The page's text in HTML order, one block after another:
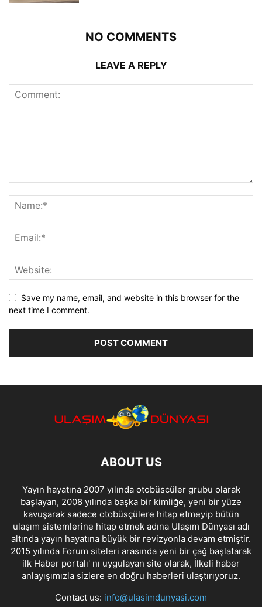
NO COMMENTS
LEAVE A REPLY
Save my name, email, and website in this browser for the
next time I comment.
ABOUT US
Yayın hayatına 2007 yılında otobüscüler grubu olarak
başlayan, 2008 yılında başka bir kimliğe, yeni bir yüze
kavuşarak sadece otobüsçülere hitap etmeyip bütün
ulaşım sistemlerine hitap etmek adına Ulaşım Dünyası adı
altında yayın hayatına büyük bir revizyonla devam etmiştir.
2015 yılında Forum siteleri arasında yeni bir çağ başlatarak
ilk Haber portalı' nı uygulayan site olarak, İlkeli haber
anlayışımızla sizlere en doğru haberleri ulaştırıyoruz.
Contact us: info@ulasimdunyasi.com